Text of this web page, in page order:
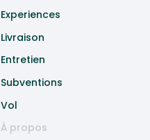
Experiences
Livraison
Entretien
Subventions
Vol
À propos